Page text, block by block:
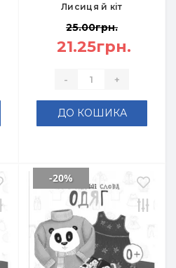
Лисиця й кіт
25.00грн.
21.25грн.
- +
ДО КОШИКА
-20%